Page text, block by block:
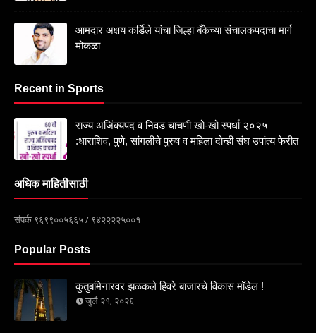
आमदार अक्षय कर्डिले यांचा जिल्हा बँकेच्या संचालकपदाचा मार्ग
मोकळा
Recent in Sports
राज्य अजिंक्यपद व निवड चाचणी खो-खो स्पर्धा २०२५
:धाराशिव, पुणे, सांगलीचे पुरुष व महिला दोन्ही संघ उपांत्य फेरीत
अधिक माहितीसाठी
संपर्क ९६९९००५६६५ / ९४२२२२५००१
Popular Posts
कुतुबमिनारवर झळकले हिवरे बाजारचे विकास मॉडेल !
जुलै २१, २०२६